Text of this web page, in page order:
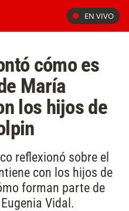
EN VIVO
cómo es
María
los hijos de
reflexionó sobre el
con los hijos de
forman parte de
Vidal.